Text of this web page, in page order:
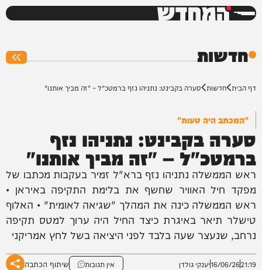
המחדש
חדשות
דף הבית חדשות סערה בקבינט: נתניהו נזף ברמטכ"ל – "זה מביך אותנו"
"המכתב היה טעות"
סערה בקבינט: נתניהו נזף
ברמטכ"ל – "זה מביך אותנו"
ראש הממשלה נתניהו נזף ברא"ל זמיר בעקבות מכתבו של
מפקד חיל האוויר שחשף את בלימת התקיפה באיראן •
ראש הממשלה כינה את המהלך "שגיאה לאומית" • האלוף
טישלר תיאר באיגרת כיצד החיל היה ערוך למטס תקיפה
נרחב, שנעצר שעה בלבד לפני היציאה בשל לחץ אמריקני
21:19
16/06/26יענקי גולדן אין תגובות שיתוף הכתבה